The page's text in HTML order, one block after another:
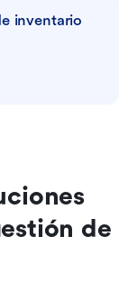
inventario
de